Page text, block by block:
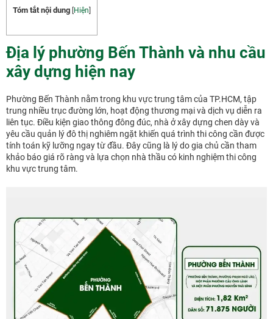
Tóm tắt nội dung Hiện
Địa lý phường Bến Thành và nhu cầu
xây dựng hiện nay
Phường Bến Thành nằm trong khu vực trung tâm của TP.HCM, tập
trung nhiều trục đường lớn, hoạt động thương mại và dịch vụ diễn ra
liên tục. Điều kiện giao thông đông đúc, nhà ở xây dựng chen dày và
yêu cầu quản lý đô thị nghiêm ngặt khiến quá trình thi công cần được
tính toán kỹ lưỡng ngay từ đầu. Đây cũng là lý do gia chủ cần tham
khảo báo giá rõ ràng và lựa chọn nhà thầu có kinh nghiệm thi công
khu vực trung tâm.